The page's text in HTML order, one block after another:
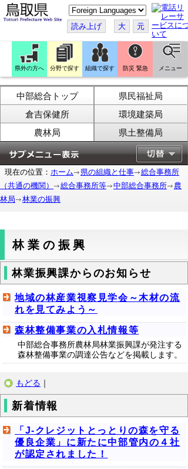
こ
の
ペ
ー
ジ
翻
訳
す
る
読み上げ 大 元
県外の方へ 分野で探す 組織で探す 防災 緊急 メニュー
中部総合トップ
県民福祉局
倉吉保健所
環境建築局
農林局
県土整備局
現在の位置： ホーム 県の組織と仕事
総合事務所
（共通の機関）
総合事務所等 中部総合事務所
農
林局
林業の振興
林業の振興
林業振興課からのお知らせ
地域の林産業視察見学会～木材の流
れを見てみよう～
森林整備事業の入札情報等
中部総合事務所農林局林業振興課が発注する
森林整備事業の調達公告などを掲載します。
もどる ｜
新着情報
「J-クレジットとっとりの森を守る
優良企業」に新たに中部管内の４社
が認定されました！